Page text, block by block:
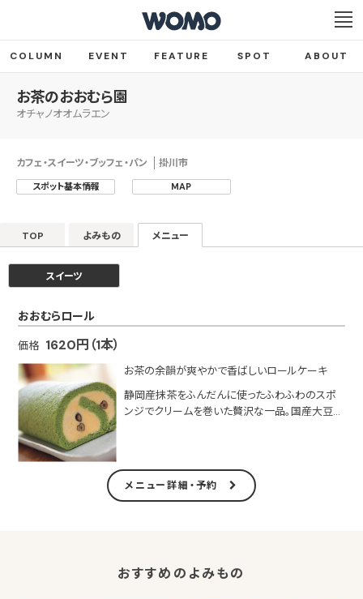
COLUMN EVENT FEATURE SPOT ABOUT
お茶のおおむら園
オチャノオオムラエン
カフェ・スイーツ・ブッフェ・パン 掛川市
スポット基本情報 MAP
TOP よみもの メニュー
スイーツ
おおむらロール
価格 1620円（1本）
お茶の余韻が爽やかで香ばしいロールケーキ
静岡産抹茶をふんだんに使ったふわふわのスポ
ンジでクリームを巻いた贅沢な一品。国産大豆の
メニュー詳細・予約
おすすめのよみもの